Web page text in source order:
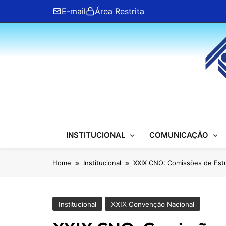
content
E-mail Área Restrita
ANFIP Nacional
INSTITUCIONAL COMUNICAÇÃO
Home Institucional XXIX CNO: Comissões de
Institucional XXIX Convenção Nacional